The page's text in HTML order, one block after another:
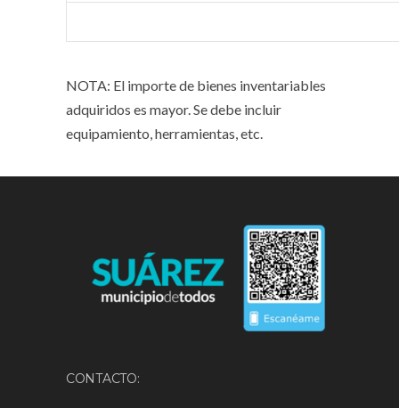
NOTA: El importe de bienes inventariables
adquiridos es mayor. Se debe incluir
equipamiento, herramientas, etc.
CONTACTO: